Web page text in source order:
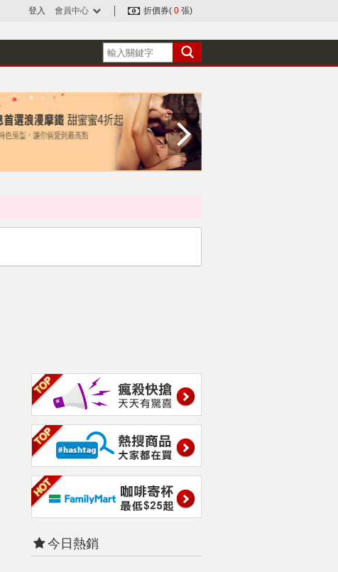
登入 會員中心 折價券( 0 張)
今日熱銷